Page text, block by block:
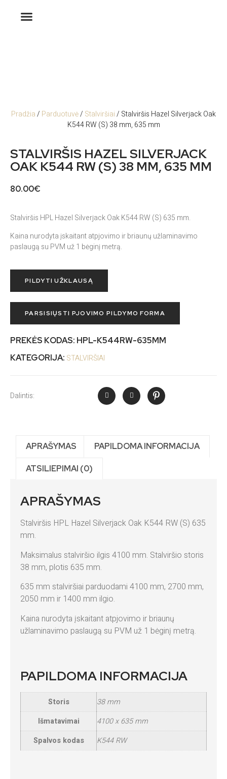
Pradžia/ Parduotuvė/ Stalviršiai/ Stalviršis Hazel Silverjack Oak
K544 RW (S) 38 mm, 635 mm
STALVIRŠIS HAZEL SILVERJACK
OAK K544 RW (S) 38 MM, 635 MM
80.00€
Stalviršis HPL Hazel Silverjack Oak K544 RW (S) 635 mm.
Kaina nurodyta įskaitant atpjovimo ir briaunų užlaminavimo
paslaugą su PVM už 1 bėginį metrą.
PILDYTI UŽKLAUSĄ
PARSISIŲSTI PJOVIMO PILDYMO FORMA
PREKĖS KODAS: HPL-K544RW-635MM
KATEGORIJA: STALVIRŠIAI
Dalintis:
APRAŠYMAS PAPILDOMA INFORMACIJA
ATSILIEPIMAI (0)
APRAŠYMAS
Stalviršis HPL Hazel Silverjack Oak K544 RW (S) 635
mm.
Maksimalus stalviršio ilgis 4100 mm. Stalviršio storis
38 mm, plotis 635 mm.
635 mm stalviršiai parduodami 4100 mm, 2700 mm,
2050 mm ir 1400 mm ilgio.
Kaina nurodyta įskaitant atpjovimo ir briaunų
užlaminavimo paslaugą su PVM už 1 bėginį metrą.
PAPILDOMA INFORMACIJA
Storis
38 mm
Išmatavimai
4100 x 635 mm
Spalvos kodas
K544 RW